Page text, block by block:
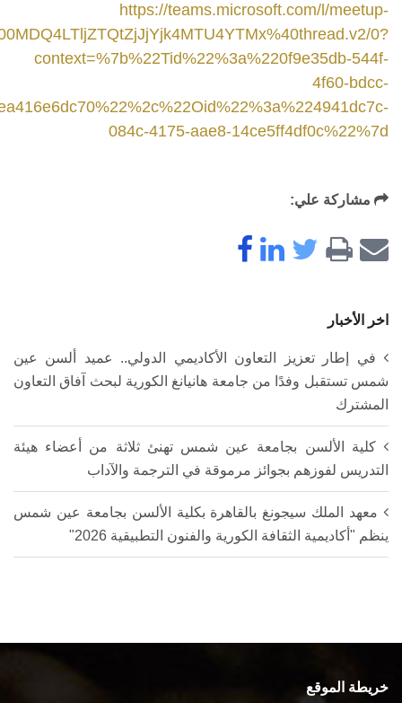
https://teams.microsoft.com/l/meetup-
0?
context=%7b%22Tid%22%3a%220f9e35db-544f-
4f60-bdcc-
084c-4175-aae8-14ce5ff4df0c%22%7d
مشاركة علي:
اخر الأخبار
في إطار تعزيز التعاون الأكاديمي الدولي.. عميد ألسن عين
شمس تستقبل وفدًا من جامعة هانيانغ الكورية لبحث آفاق التعاون
المشترك
كلية الألسن بجامعة عين شمس تهنئ ثلاثة من أعضاء هيئة
التدريس لفوزهم بجوائز مرموقة في الترجمة والآداب
معهد الملك سيجونغ بالقاهرة بكلية الألسن بجامعة عين شمس
ينظم "أكاديمية الثقافة الكورية والفنون التطبيقية 2026"
خريطة الموقع